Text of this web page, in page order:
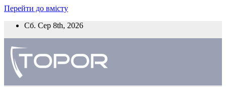
Перейти до вмісту
Сб. Сер 8th, 2026